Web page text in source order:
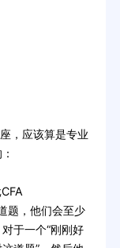
，应该算是专业
题，他们会至少
于一个“刚刚好